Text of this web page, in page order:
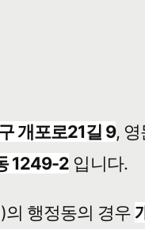
개포로21길 9,
1249-2 입니다.
의 행정동의 경우